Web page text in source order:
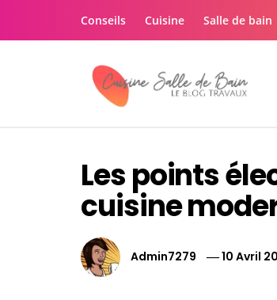
Conseils Cuisine Salle de bain
Les points
cuisine
Admin7279 10 Avril